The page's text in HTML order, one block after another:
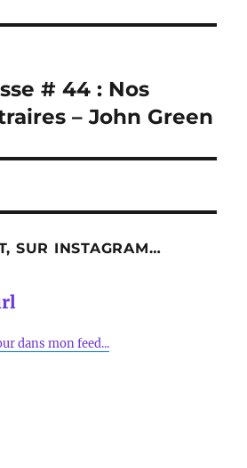
# 44 : Nos
– John Green
SUR INSTAGRAM…
dans mon feed...